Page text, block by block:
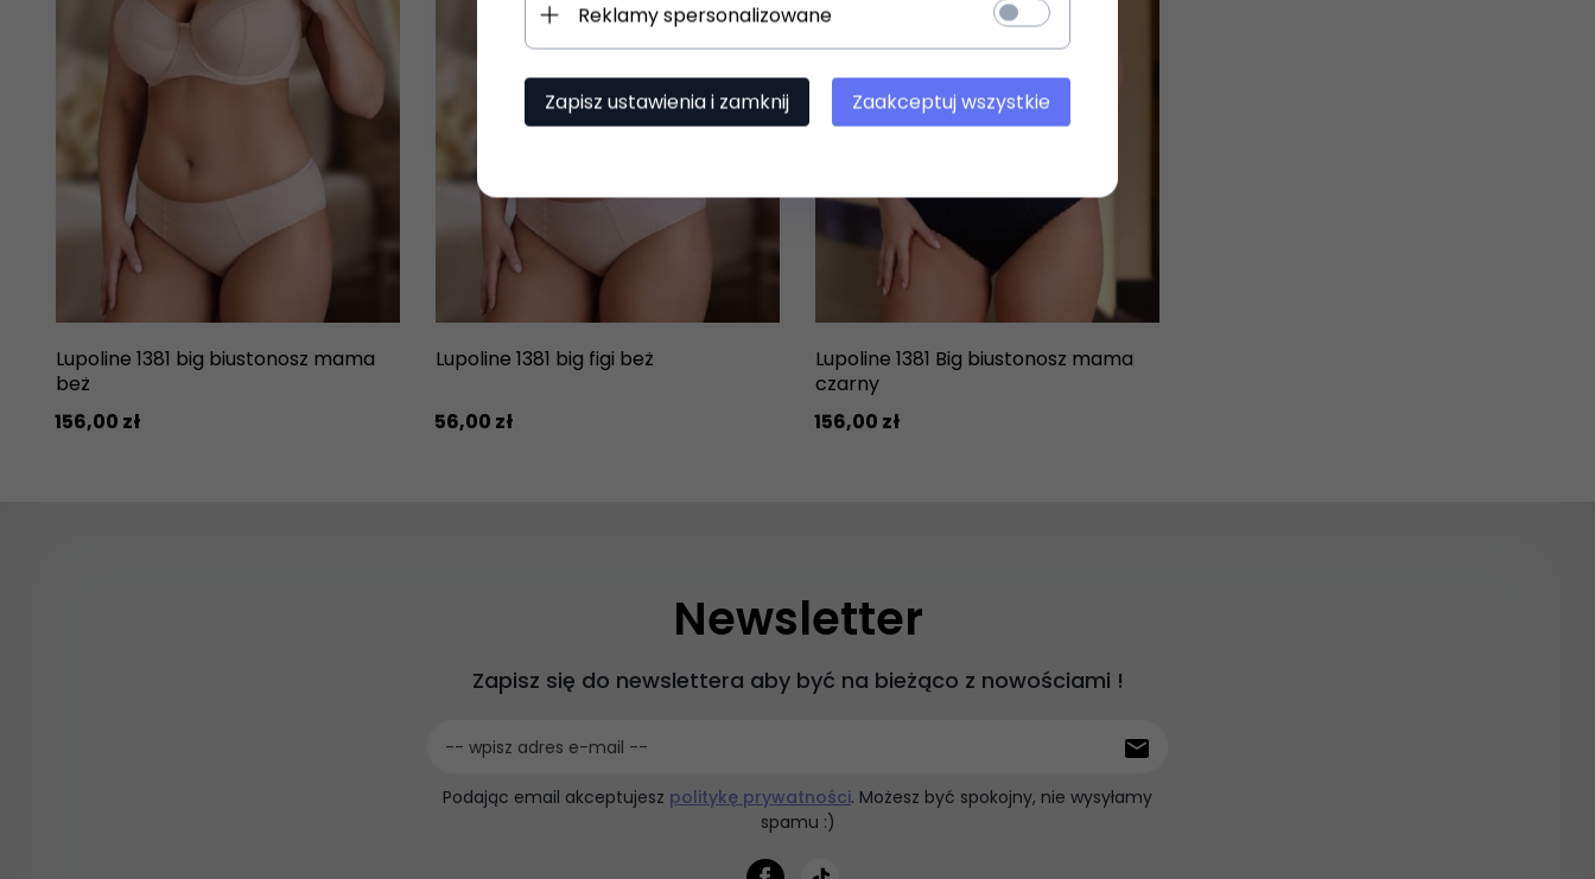
Lupoline 1381 big biustonosz mama
beż
156,00 zł
Lupoline 1381 big figi beż
56,00 zł
Lupoline 1381 Big biustonosz mama
czarny
156,00 zł
Newsletter
Zapisz się do newslettera aby być na bieżąco z nowościami !
-- wpisz adres e-mail --
Podając email akceptujesz politykę prywatności. Możesz być spokojny, nie wysyłamy
spamu :)
Reklamy spersonalizowane
Zapisz ustawienia i zamknij Zaakceptuj wszystkie